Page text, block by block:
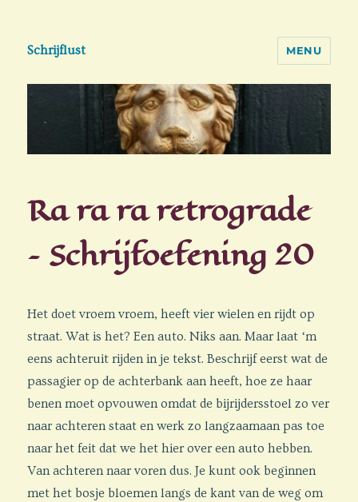
Schrijflust MENU
Ra ra ra retrograde
– Schrijfoefening 20
Het doet vroem vroem, heeft vier wielen en rijdt op
straat. Wat is het? Een auto. Niks aan. Maar laat ‘m
eens achteruit rijden in je tekst. Beschrijf eerst wat de
passagier op de achterbank aan heeft, hoe ze haar
benen moet opvouwen omdat de bijrijdersstoel zo ver
naar achteren staat en werk zo langzaamaan pas toe
naar het feit dat we het hier over een auto hebben.
Van achteren naar voren dus. Je kunt ook beginnen
met het bosje bloemen langs de kant van de weg om